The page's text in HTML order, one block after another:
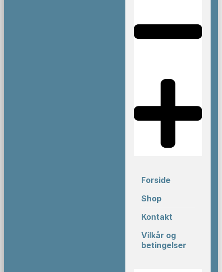
Forside
Shop
Kontakt
Vilkår og
betingelser